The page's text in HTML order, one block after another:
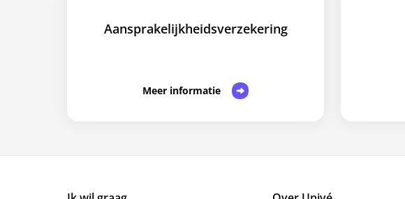
Aansprakelijkheidsverzekering
Meer informatie